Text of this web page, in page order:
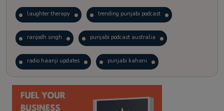
laughter therapy trending punjabi podcast
ranjodh singh punjabi podcast australia
radio haanji updates punjabi kahani
kitaab kahani punjabi story